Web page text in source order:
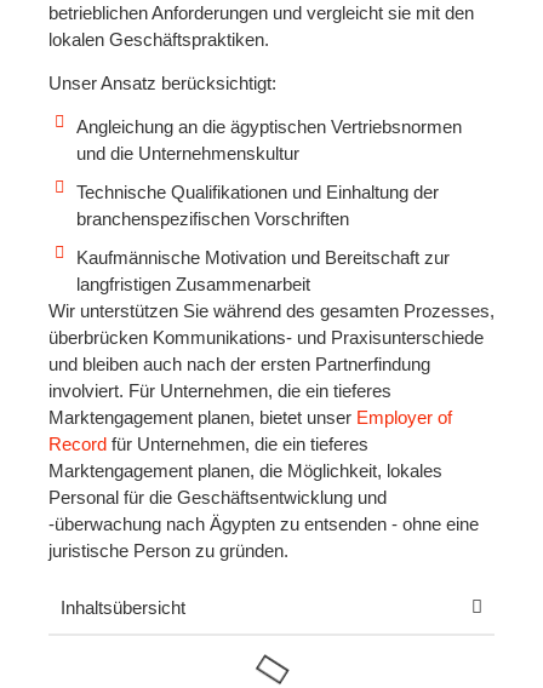
betrieblichen Anforderungen und vergleicht sie mit den
lokalen Geschäftspraktiken.
Unser Ansatz berücksichtigt:
Angleichung an die ägyptischen Vertriebsnormen
und die Unternehmenskultur
Technische Qualifikationen und Einhaltung der
branchenspezifischen Vorschriften
Kaufmännische Motivation und Bereitschaft zur
langfristigen Zusammenarbeit
Wir unterstützen Sie während des gesamten Prozesses,
überbrücken Kommunikations- und Praxisunterschiede
und bleiben auch nach der ersten Partnerfindung
involviert. Für Unternehmen, die ein tieferes
Marktengagement planen, bietet unser Employer of
Record für Unternehmen, die ein tieferes
Marktengagement planen, die Möglichkeit, lokales
Personal für die Geschäftsentwicklung und
-überwachung nach Ägypten zu entsenden - ohne eine
juristische Person zu gründen.
Inhaltsübersicht